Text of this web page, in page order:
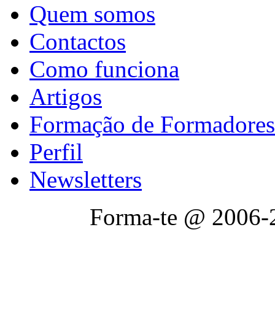
Quem somos
Contactos
Como funciona
Artigos
Formação de Formadores
Perfil
Newsletters
Forma-te @